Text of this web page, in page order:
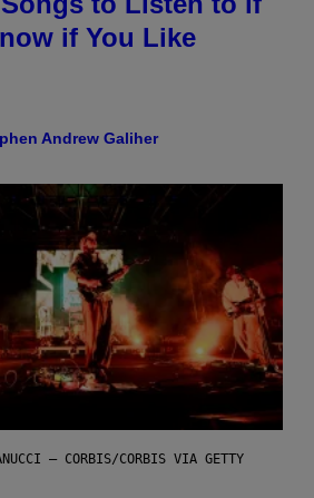
if You Like
Andrew Galiher
– CORBIS/CORBIS VIA GETTY